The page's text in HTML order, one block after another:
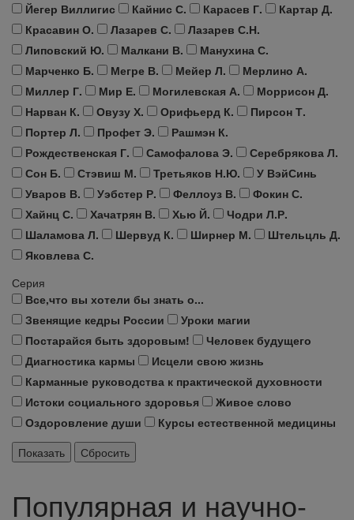
Йегер Виллигис
Кайнис С. Карасев Г.
Картар Д.
Красавин О.
Лазарев С.
Лазарев С.Н.
Липовский Ю.
Малкани В.
Манухина С.
Марченко Б.
Мегре В. Мейер Л.
Мерлино А.
Миллер Г.
Мир Е. Могилевская А.
Моррисон Д.
Нарван К.
Овузу Х. Орифьерд К.
Пирсон Т.
Портер Л.
Профет Э.
Рашмэн К.
Рождественская Г.
Самофалова Э.
Серебрякова Л.
Сон Б.
Стэвиш М. Третьяков Н.Ю.
У ВэйСинь
Уваров В.
Уэбстер Р. Феллоуз В.
Фокин С.
Хайнц С.
Хачатрян В. Хью Й.
Чодри Л.Р.
Шаламова Л.
Шервуд К. Ширнер М.
Штельцль Д.
Яковлева С.
Серия
Все,что вы хотели бы знать о...
Звенящие кедры России
Уроки магии
Постарайся быть здоровым!
Человек будущего
Диагностика кармы
Исцели свою жизнь
Карманные руководства к практической духовности
Истоки социального здоровья
Живое слово
Оздоровление души
Курсы естественной медицины
Популярная и научно-